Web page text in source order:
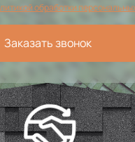
обработки
Заказать звонок